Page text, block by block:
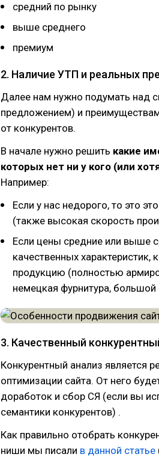
средний по рынку
выше среднего
премиум
2. Наличие УТП и реальных
Далее нам нужно подумать над
предложением) и
от конкурентов.
В начале нужно решить какие
которых нет ни у кого (или
Например:
Если у нас недорого, то это
(также высокая скорость
Если цены средние или выше
качественных
продукцию (полностью
немецкая фурнитура,
3. Качественный
Конкурентный анализ является
оптимизации сайта. От него
доработок и сбор СЯ (если вы
семантики конкурентов) .
Как правильно отобрать
ниши мы писали в данной статье